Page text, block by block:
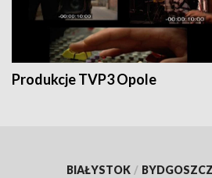
Produkcje TVP3 Opole
BIAŁYSTOK / BYDGOSZCZ